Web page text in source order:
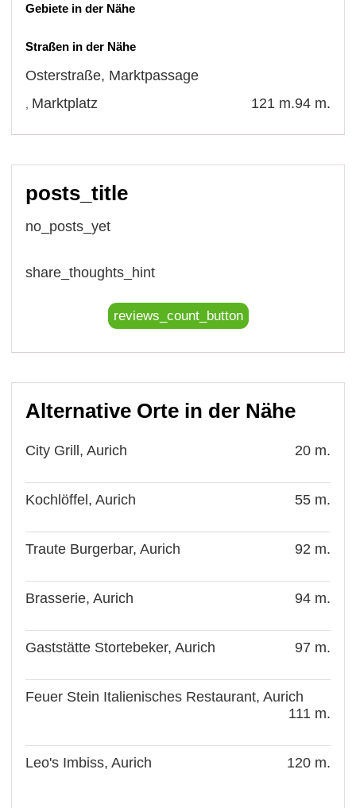
Gebiete in der Nähe
Straßen in der Nähe
Osterstraße, Marktpassage
94 m.
Marktplatz 121 m.
posts_title
no_posts_yet
share_thoughts_hint
reviews_count_button
Alternative Orte in der Nähe
City Grill, Aurich 20 m.
Kochlöffel, Aurich 55 m.
Traute Burgerbar, Aurich 92 m.
Brasserie, Aurich 94 m.
Gaststätte Stortebeker, Aurich 97 m.
Feuer Stein Italienisches Restaurant, Aurich
111 m.
Leo's Imbiss, Aurich 120 m.